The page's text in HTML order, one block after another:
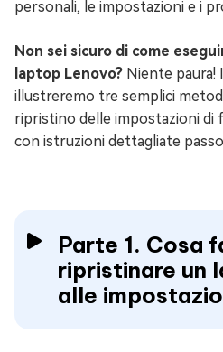
personali, le impostazioni e i
Non sei sicuro di come
laptop Lenovo? Niente paura!
illustreremo tre semplici
ripristino delle impostazioni di
con istruzioni dettagliate
Parte 1. Cosa
ripristinare un
alle